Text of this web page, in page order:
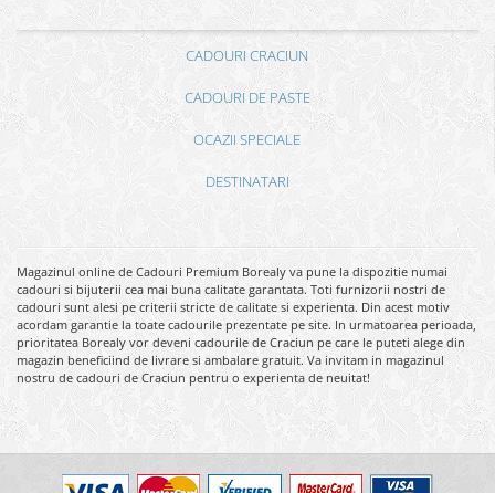
CADOURI CRACIUN
CADOURI DE PASTE
OCAZII SPECIALE
DESTINATARI
Magazinul online de Cadouri Premium Borealy va pune la dispozitie numai
cadouri si bijuterii cea mai buna calitate garantata. Toti furnizorii nostri de
cadouri sunt alesi pe criterii stricte de calitate si experienta. Din acest motiv
acordam garantie la toate cadourile prezentate pe site. In urmatoarea perioada,
prioritatea Borealy vor deveni cadourile de Craciun pe care le puteti alege din
magazin beneficiind de livrare si ambalare gratuit. Va invitam in magazinul
nostru de cadouri de Craciun pentru o experienta de neuitat!